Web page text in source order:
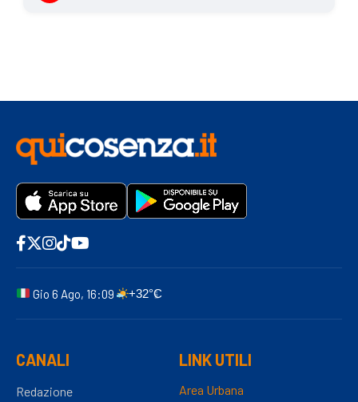
Gio 6 Ago, 16:09 +32°C
CANALI
Redazione
LINK UTILI
Area Urbana